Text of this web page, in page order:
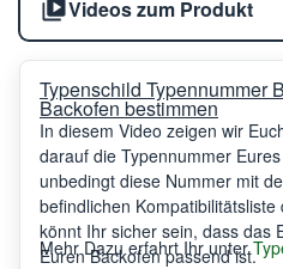
Videos zum Produkt
Typenschild Typennummer
Backofen bestimmen
In diesem Video zeigen wir
darauf die Typennummer
unbedingt diese Nummer mit
befindlichen
könnt Ihr sicher sein, dass das
Euren Backofen passend ist.
Mehr Dazu erfahrt Ihr unter